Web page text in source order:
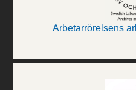
Arbetarrörelsens